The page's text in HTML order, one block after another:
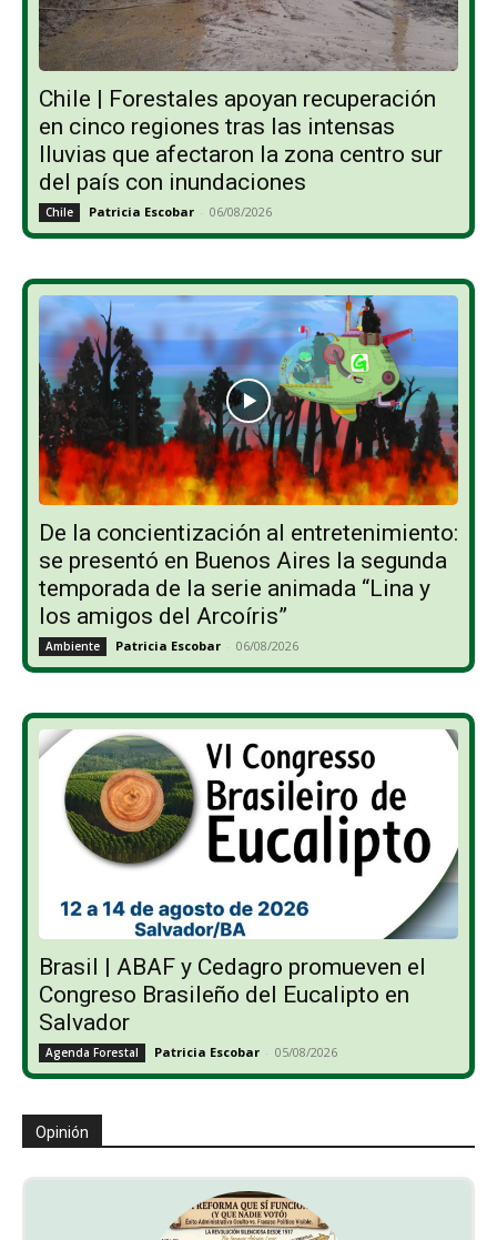
Chile | Forestales apoyan recuperación
en cinco regiones tras las intensas
lluvias que afectaron la zona centro sur
del país con inundaciones
Chile Patricia Escobar - 06/08/2026
De la concientización al entretenimiento:
se presentó en Buenos Aires la segunda
temporada de la serie animada “Lina y
los amigos del Arcoíris”
Ambiente Patricia Escobar - 06/08/2026
Brasil | ABAF y Cedagro promueven el
Congreso Brasileño del Eucalipto en
Salvador
Agenda Forestal Patricia Escobar - 05/08/2026
Opinión